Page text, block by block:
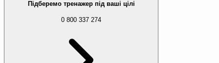
Підберемо тренажер під ваші цілі
0 800 337 274